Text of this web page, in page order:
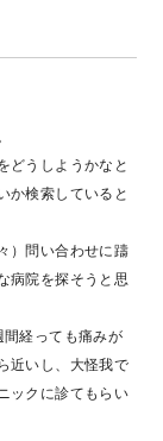
どうしようかなと
か検索していると
）問い合わせに躊
病院を探そうと思
経っても痛みが
近いし、大怪我で
ックに診てもらい